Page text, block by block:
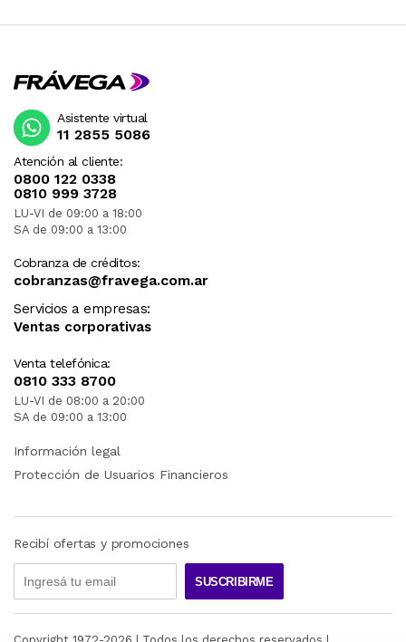
Atención al cliente:
0800 122 0338
0810 999 3728
LU-VI de 09:00 a 18:00
SA de 09:00 a 13:00
Cobranza de créditos:
cobranzas@fravega.com.ar
Servicios a empresas:
Ventas corporativas
Venta telefónica:
0810 333 8700
LU-VI de 08:00 a 20:00
SA de 09:00 a 13:00
Asistente virtual
11 2855 5086
Información legal
Protección de Usuarios Financieros
Recibí ofertas y promociones
SUSCRIBIRME